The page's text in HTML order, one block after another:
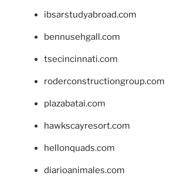
ibsarstudyabroad.com
bennusehgall.com
tsecincinnati.com
roderconstructiongroup.com
plazabatai.com
hawkscayresort.com
hellonquads.com
diarioanimales.com